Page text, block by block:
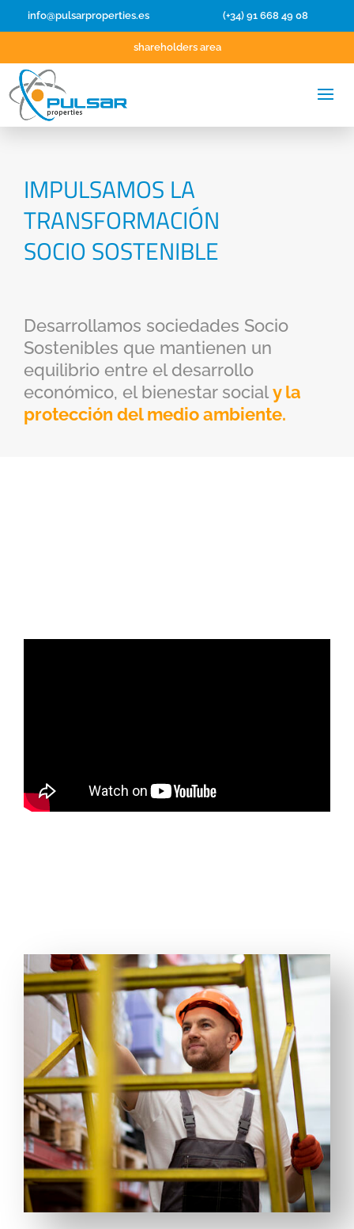
info@pulsarproperties.es (+34) 91 668 49 08
shareholders area
IMPULSAMOS LA
TRANSFORMACIÓN
SOCIO SOSTENIBLE
Desarrollamos sociedades Socio
Sostenibles que mantienen un
equilibrio entre el desarrollo
económico, el bienestar socialy la
protección del medio ambiente.